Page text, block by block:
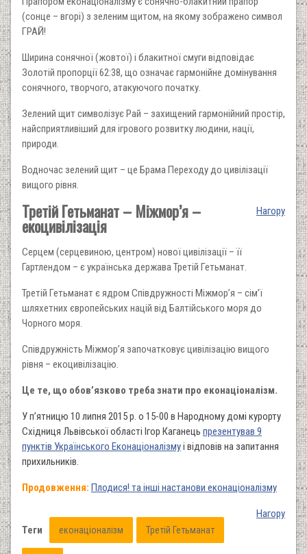
(сонце – вгорі) з зеленим щитом, на якому зображено символ
ГРАЙ!
Ширина сонячної (жовтої) і блакитної смуги відповідає
Золотій пропорції 62:38, що означає гармонійне домінування
сонячного, творчого, атакуючого початку.
Зелений щит символізує Рай – захищений гармонійний простір,
найсприятливіший для ігрового розвитку людини, нації,
природи.
Водночас зелений щит – це Брама Переходу до цивілізації
вищого рівня.
Нагору
Третій Гетьманат – Міжмор’я –
екоцивілізація
Серцем (серцевиною, центром) нової цивілізації – її
Гартлендом – є українська держава Третій Гетьманат.
Третій Гетьманат є ядром Співдружності Міжмор’я – сім’ї
шляхетних європейських націй від Балтійського моря до
Чорного моря.
Співдружність Міжмор’я започатковує цивілізацію вищого
рівня – екоцивілізацію.
Це те, що обов’язково треба знати про еконаціоналізм.
У п’ятницю 10 липня 2015 р. о 15-00 в Народному домі курорту
Східниця Львівської області Ігор Каганець презентував 9
пунктів Українського Еконаціоналізмуі відповів на запитання
прихильників.
Продовження: Плодися! та інші настанови еконаціоналізму
Нагору
Теги
еконаціоналізм Третій Гетьманат